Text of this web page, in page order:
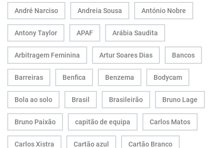
André Narciso Andreia Sousa António Nobre
Antony Taylor APAF Arábia Saudita
Arbitragem Feminina Artur Soares Dias Bancos
Barreiras Benfica Benzema Bodycam
Bola ao solo Brasil Brasileirão Bruno Lage
Bruno Paixão capitão de equipa Carlos Matos
Carlos Xistra Cartão azul Cartão Branco